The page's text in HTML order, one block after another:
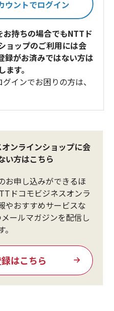
持ちの場合でもNTTド
ョップのご利用には会
録がお済みではない方は
す。
インでお困りの方は、
ンラインショップに会
い方はこちら
お申し込みができるほ
ドコモビジネスオンラ
やおすすめサービスな
ールマガジンを配信し
。
はこちら